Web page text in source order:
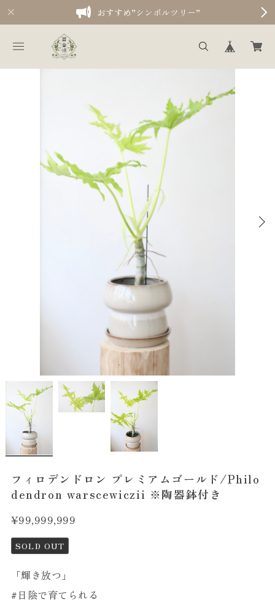
おすすめ”シンボルツリー”
フィロデンドロン プレミアムゴールド/Philo
dendron warscewiczii ※陶器鉢付き
¥99,999,999
SOLD OUT
「輝き放つ」
#日陰で育てられる